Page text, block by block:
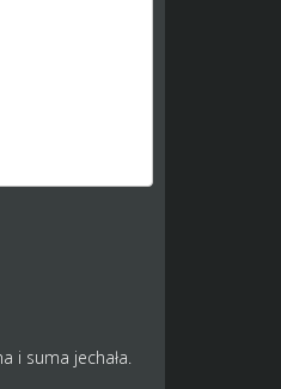
i suma jechała.